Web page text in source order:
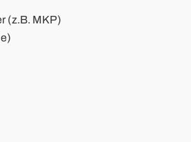
(z.B. MKP)